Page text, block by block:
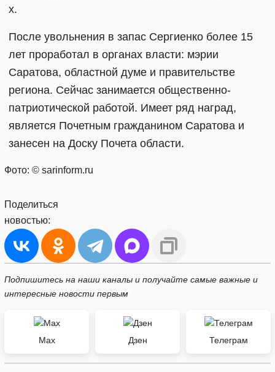
х.
После увольнения в запас Сергиенко более 15
лет проработал в органах власти: мэрии
Саратова, областной думе и правительстве
региона. Сейчас занимается общественно-
патриотической работой. Имеет ряд наград,
является Почетным гражданином Саратова и
занесен на Доску Почета области.
Фото: © sarinform.ru
Поделиться
новостью:
Подпишитесь на наши каналы и получайте самые важные и
интересные новости первым
Max Дзен Телеграм